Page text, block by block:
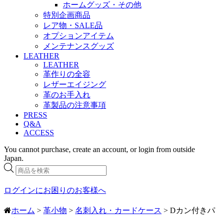
ホームグッズ・その他
特別企画商品
レア物・SALE品
オプションアイテム
メンテナンスグッズ
LEATHER
LEATHER
革作りの全容
レザーエイジング
革のお手入れ
革製品の注意事項
PRESS
Q&A
ACCESS
You cannot purchase, create an account, or login from outside
Japan.
商
品
検
ログインにお困りのお客様へ
ホーム > 革小物 > 名刺入れ・カードケース > Dカン付きパ